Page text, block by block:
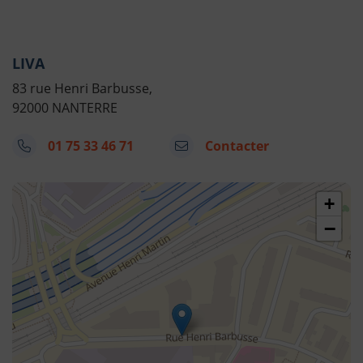
LIVA
83 rue Henri Barbusse,
92000 NANTERRE
01 75 33 46 71 Contacter
48.892258628690456,2.1885453822746994
+
−